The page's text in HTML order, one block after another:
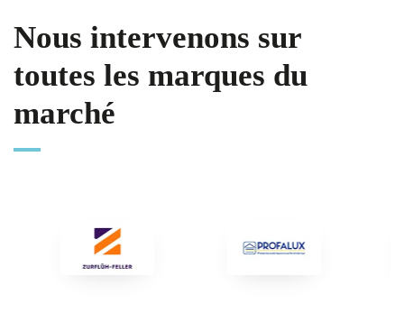
Nous intervenons sur
toutes les marques du
marché